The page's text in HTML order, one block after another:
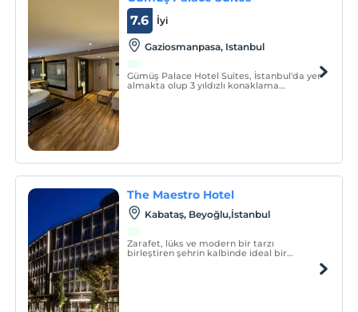
İyi
7.6
Gaziosmanpasa, Istanbul
Gümüş Palace Hotel Suites, İstanbul'da yer
almakta olup 3 yıldızlı konaklama
The Maestro Hotel
Kabataş, Beyoğlu,İstanbul
Zarafet, lüks ve modern bir tarzı
birleştiren şehrin kalbinde ideal bir